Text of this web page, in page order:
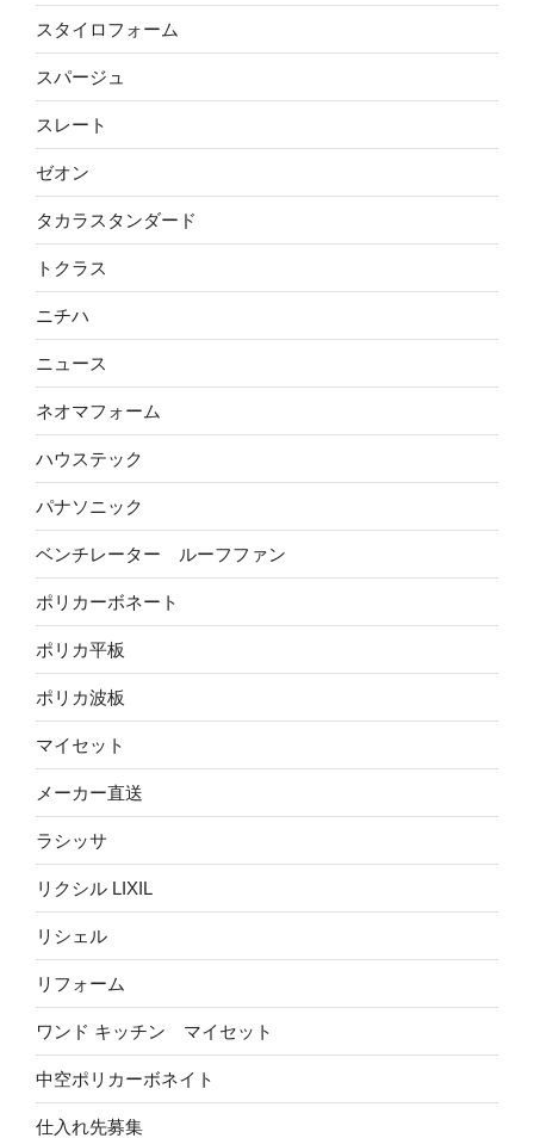
スタイロフォーム
スパージュ
スレート
ゼオン
タカラスタンダード
トクラス
ニチハ
ニュース
ネオマフォーム
ハウステック
パナソニック
ベンチレーター ルーフファン
ポリカーボネート
ポリカ平板
ポリカ波板
マイセット
メーカー直送
ラシッサ
リクシル LIXIL
リシェル
リフォーム
ワンド キッチン マイセット
中空ポリカーボネイト
仕入れ先募集